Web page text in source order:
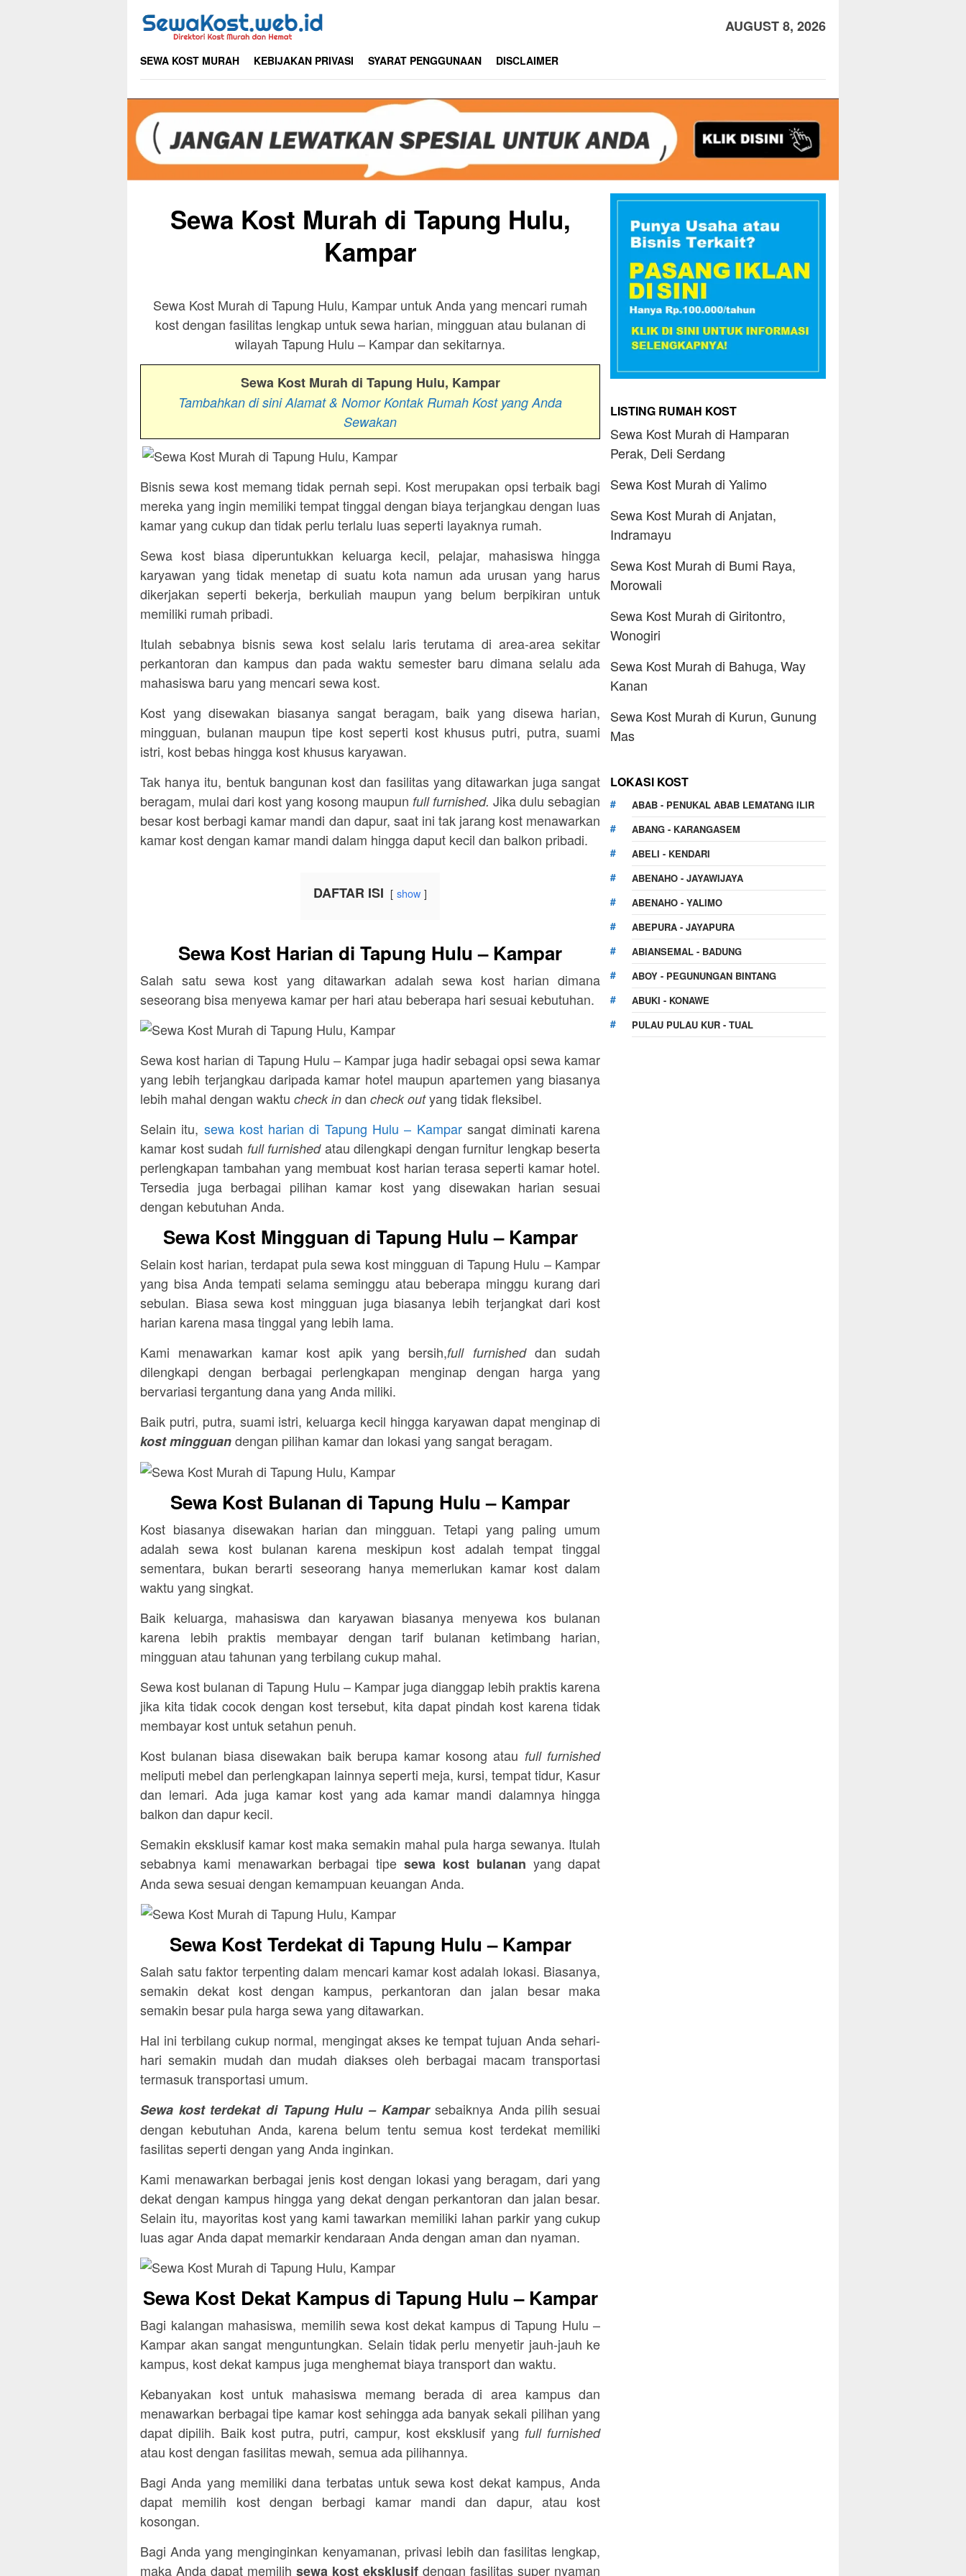
AUGUST 8, 2026
SEWA KOST MURAH KEBIJAKAN PRIVASI SYARAT PENGGUNAAN DISCLAIMER
Sewa Kost Murah di Tapung Hulu,
Kampar
Sewa Kost Murah di Tapung Hulu, Kampar untuk Anda yang mencari rumah
kost dengan fasilitas lengkap untuk sewa harian, mingguan atau bulanan di
wilayah Tapung Hulu – Kampar dan sekitarnya.
Sewa Kost Murah di Tapung Hulu, Kampar
Tambahkan di sini Alamat & Nomor Kontak Rumah Kost yang Anda
Sewakan
Bisnis sewa kost memang tidak pernah sepi. Kost merupakan opsi terbaik bagi
mereka yang ingin memiliki tempat tinggal dengan biaya terjangkau dengan luas
kamar yang cukup dan tidak perlu terlalu luas seperti layaknya rumah.
Sewa kost biasa diperuntukkan keluarga kecil, pelajar, mahasiswa hingga
karyawan yang tidak menetap di suatu kota namun ada urusan yang harus
dikerjakan seperti bekerja, berkuliah maupun yang belum berpikiran untuk
memiliki rumah pribadi.
Itulah sebabnya bisnis sewa kost selalu laris terutama di area-area sekitar
perkantoran dan kampus dan pada waktu semester baru dimana selalu ada
mahasiswa baru yang mencari sewa kost.
Kost yang disewakan biasanya sangat beragam, baik yang disewa harian,
mingguan, bulanan maupun tipe kost seperti kost khusus putri, putra, suami
istri, kost bebas hingga kost khusus karyawan.
Tak hanya itu, bentuk bangunan kost dan fasilitas yang ditawarkan juga sangat
beragam, mulai dari kost yang kosong maupun full furnished.Jika dulu sebagian
besar kost berbagi kamar mandi dan dapur, saat ini tak jarang kost menawarkan
kamar kost dengan kamar mandi dalam hingga daput kecil dan balkon pribadi.
DAFTAR ISI show
Sewa Kost Harian di Tapung Hulu – Kampar
Salah satu sewa kost yang ditawarkan adalah sewa kost harian dimana
seseorang bisa menyewa kamar per hari atau beberapa hari sesuai kebutuhan.
Sewa kost harian di Tapung Hulu – Kampar juga hadir sebagai opsi sewa kamar
yang lebih terjangkau daripada kamar hotel maupun apartemen yang biasanya
lebih mahal dengan waktu check in dan check outyang tidak fleksibel.
Selain itu, sewa kost harian di Tapung Hulu – Kamparsangat diminati karena
kamar kost sudah full furnished atau dilengkapi dengan furnitur lengkap beserta
perlengkapan tambahan yang membuat kost harian terasa seperti kamar hotel.
Tersedia juga berbagai pilihan kamar kost yang disewakan harian sesuai
dengan kebutuhan Anda.
Sewa Kost Mingguan di Tapung Hulu – Kampar
Selain kost harian, terdapat pula sewa kost mingguan di Tapung Hulu – Kampar
yang bisa Anda tempati selama seminggu atau beberapa minggu kurang dari
sebulan. Biasa sewa kost mingguan juga biasanya lebih terjangkat dari kost
harian karena masa tinggal yang lebih lama.
Kami menawarkan kamar kost apik yang bersih,full furnished dan sudah
dilengkapi dengan berbagai perlengkapan menginap dengan harga yang
bervariasi tergantung dana yang Anda miliki.
Baik putri, putra, suami istri, keluarga kecil hingga karyawan dapat menginap di
kost mingguandengan pilihan kamar dan lokasi yang sangat beragam.
Sewa Kost Bulanan di Tapung Hulu – Kampar
Kost biasanya disewakan harian dan mingguan. Tetapi yang paling umum
adalah sewa kost bulanan karena meskipun kost adalah tempat tinggal
sementara, bukan berarti seseorang hanya memerlukan kamar kost dalam
waktu yang singkat.
Baik keluarga, mahasiswa dan karyawan biasanya menyewa kos bulanan
karena lebih praktis membayar dengan tarif bulanan ketimbang harian,
mingguan atau tahunan yang terbilang cukup mahal.
Sewa kost bulanan di Tapung Hulu – Kampar juga dianggap lebih praktis karena
jika kita tidak cocok dengan kost tersebut, kita dapat pindah kost karena tidak
membayar kost untuk setahun penuh.
Kost bulanan biasa disewakan baik berupa kamar kosong atau full furnished
meliputi mebel dan perlengkapan lainnya seperti meja, kursi, tempat tidur, Kasur
dan lemari. Ada juga kamar kost yang ada kamar mandi dalamnya hingga
balkon dan dapur kecil.
Semakin eksklusif kamar kost maka semakin mahal pula harga sewanya. Itulah
sebabnya kami menawarkan berbagai tipesewa kost bulanan yang dapat
Anda sewa sesuai dengan kemampuan keuangan Anda.
Sewa Kost Terdekat di Tapung Hulu – Kampar
Salah satu faktor terpenting dalam mencari kamar kost adalah lokasi. Biasanya,
semakin dekat kost dengan kampus, perkantoran dan jalan besar maka
semakin besar pula harga sewa yang ditawarkan.
Hal ini terbilang cukup normal, mengingat akses ke tempat tujuan Anda sehari-
hari semakin mudah dan mudah diakses oleh berbagai macam transportasi
termasuk transportasi umum.
Sewa kost terdekat di Tapung Hulu – Kamparsebaiknya Anda pilih sesuai
dengan kebutuhan Anda, karena belum tentu semua kost terdekat memiliki
fasilitas seperti dengan yang Anda inginkan.
Kami menawarkan berbagai jenis kost dengan lokasi yang beragam, dari yang
dekat dengan kampus hingga yang dekat dengan perkantoran dan jalan besar.
Selain itu, mayoritas kost yang kami tawarkan memiliki lahan parkir yang cukup
luas agar Anda dapat memarkir kendaraan Anda dengan aman dan nyaman.
Sewa Kost Dekat Kampus di Tapung Hulu – Kampar
Bagi kalangan mahasiswa, memilih sewa kost dekat kampus di Tapung Hulu –
Kampar akan sangat menguntungkan. Selain tidak perlu menyetir jauh-jauh ke
kampus, kost dekat kampus juga menghemat biaya transport dan waktu.
Kebanyakan kost untuk mahasiswa memang berada di area kampus dan
menawarkan berbagai tipe kamar kost sehingga ada banyak sekali pilihan yang
dapat dipilih. Baik kost putra, putri, campur, kost eksklusif yang full furnished
atau kost dengan fasilitas mewah, semua ada pilihannya.
Bagi Anda yang memiliki dana terbatas untuk sewa kost dekat kampus, Anda
dapat memilih kost dengan berbagi kamar mandi dan dapur, atau kost
kosongan.
Bagi Anda yang menginginkan kenyamanan, privasi lebih dan fasilitas lengkap,
maka Anda dapat memilihsewa kost eksklusif dengan fasilitas super nyaman
LISTING RUMAH KOST
Sewa Kost Murah di Hamparan
Perak, Deli Serdang
Sewa Kost Murah di Yalimo
Sewa Kost Murah di Anjatan,
Indramayu
Sewa Kost Murah di Bumi Raya,
Morowali
Sewa Kost Murah di Giritontro,
Wonogiri
Sewa Kost Murah di Bahuga, Way
Kanan
Sewa Kost Murah di Kurun, Gunung
Mas
LOKASI KOST
ABAB - PENUKAL ABAB LEMATANG ILIR
ABANG - KARANGASEM
ABELI - KENDARI
ABENAHO - JAYAWIJAYA
ABENAHO - YALIMO
ABEPURA - JAYAPURA
ABIANSEMAL - BADUNG
ABOY - PEGUNUNGAN BINTANG
ABUKI - KONAWE
PULAU PULAU KUR - TUAL